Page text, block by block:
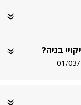
בניה?
01/03/